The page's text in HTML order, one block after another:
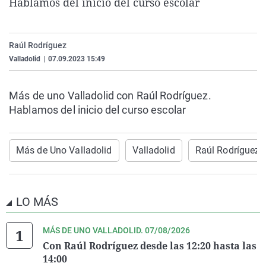
La rosa de los vientos
Gente viajera
Caso
Retornados
Operación Viuda
Extremadura
Galicia
Navarra
País Vasco
Virales
Televisión
Raúl Rodríguez
Valladolid 07.09.2023 15:49
Más de uno Valladolid con Raúl Rodríguez.
Hablamos del inicio del curso escolar
Más de Uno Valladolid Valladolid Raúl Rodríguez
LO MÁS
MÁS DE UNO VALLADOLID. 07/08/2026
Con Raúl Rodríguez desde las 12:20 hasta las
14:00